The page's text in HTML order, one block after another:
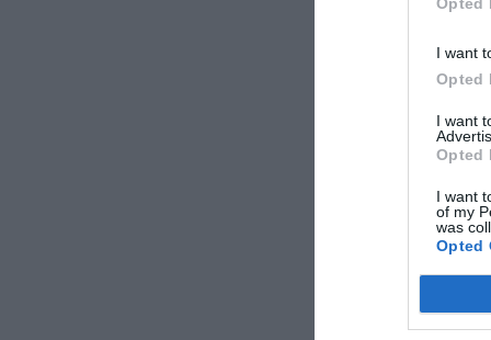
I want
Opted
I want
Opted
I want
of my
was
Opted
Σ
ΟΣ